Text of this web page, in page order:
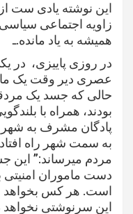
این نوشته یادی ست
زاویه اجتماعی
همیشه به یاد مانده.ـ
در روزی پاییزی، در
عصری دیر وقت یک
حالی که جسد یک
بودند، همراه با
پادگان مشرف به شهر
به سمت شهر راه
مردم میرساند:” این
دست ماموران
است. هر کس بخواهد با
این سرنوشتی نخواهد